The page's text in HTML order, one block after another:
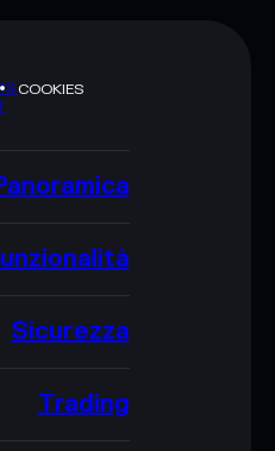
COOKIES
Sicurezza
Trading